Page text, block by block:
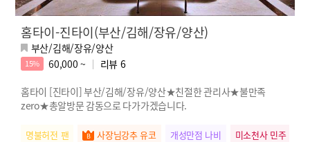
홈타이-진타이(부산/김해/장유/양산)
부산/김해/장유/양산
15% 60,000 ~ 리뷰 6
홈타이 [진타이] 부산/김해/장유/양산★친절한 관리사★불만족
zero★총알방문 감동으로 다가가겠습니다.
명불허전 팬 사장님강추 유코 개성만점 나비 미소천사 민주